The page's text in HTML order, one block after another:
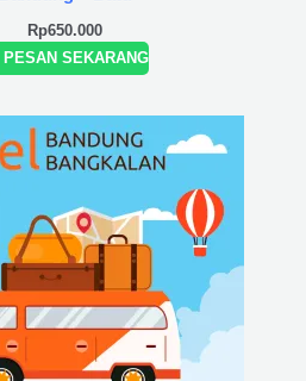
Rp650.000
PESAN SEKARANG